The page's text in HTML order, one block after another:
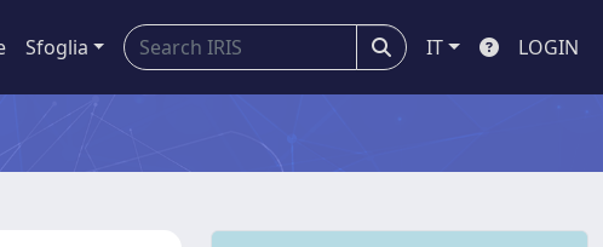
Sfoglia IT LOGIN